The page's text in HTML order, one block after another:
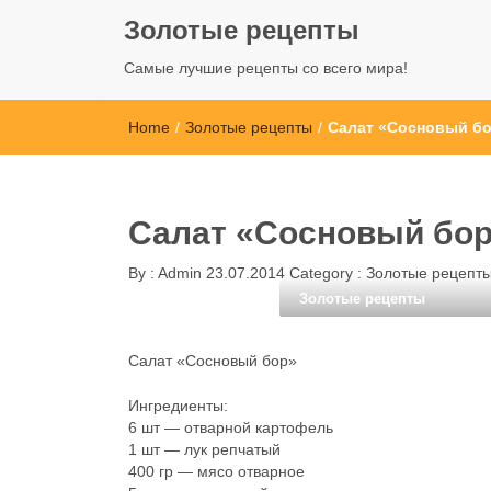
Золотые рецепты
Самые лучшие рецепты со всего мира!
Home / Золотые рецепты / Салат «Сосновый
Салат «Сосновый
By : Admin 23.07.2014 Category : Золотые рецепты
Золотые рецепты
Салат «Сосновый бор»
Ингредиенты:
6 шт — отварной картофель
1 шт — лук репчатый
400 гр — мясо отварное